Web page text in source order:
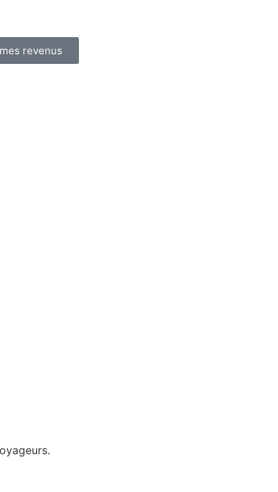
revenus